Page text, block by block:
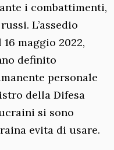
i combattimenti,
L’assedio
maggio 2022,
definito
personale
della Difesa
si sono
evita di usare.